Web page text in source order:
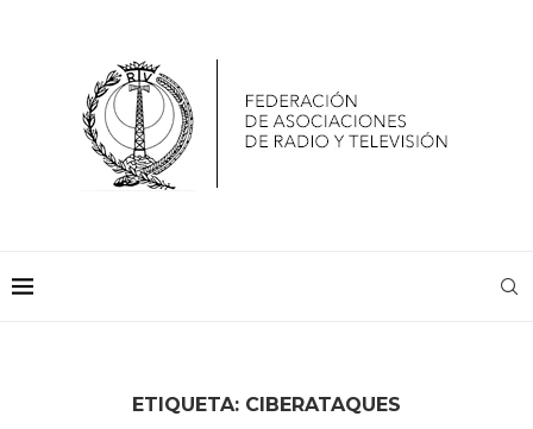
ETIQUETA: CIBERATAQUES